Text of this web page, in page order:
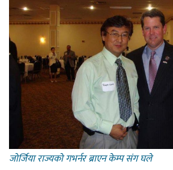
जोर्जिया राज्यको गभर्नर ब्राएन केम्प संग घले